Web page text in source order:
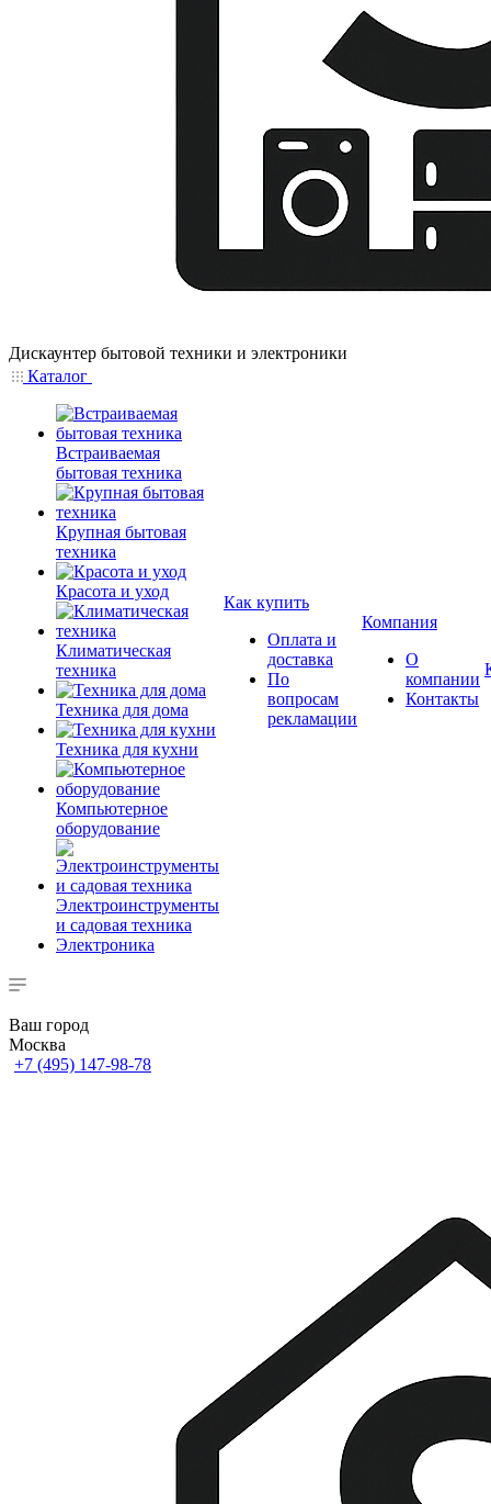
Дискаунтер бытовой техники и электроники
Каталог
Встраиваемая
бытовая техника
Крупная бытовая
техника
Красота и уход
Климатическая
техника
Техника для дома
Техника для кухни
Компьютерное
оборудование
Электроинструменты
и садовая техника
Электроника
Как купить
Оплата и
доставка
По
вопросам
рекламации
Компания
О
компании
Контакты
Ваш город
Москва
+7 (495) 147-98-78